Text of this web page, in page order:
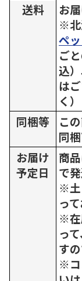
送料
お
※北
ペ
ご
込
は
く）
同梱等
こ
同梱
お届け
予定日
商
で
※土
っ
※在
っ
す
※コ